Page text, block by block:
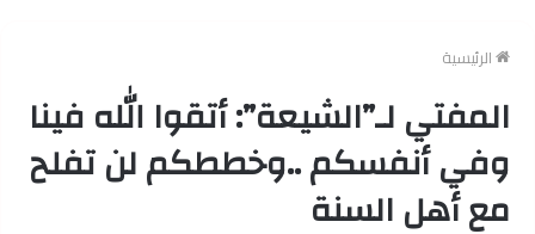
الرئيسية
المفتي لـ”الشيعة”: أتقوا الله فينا
وفي أنفسكم ..وخططكم لن تفلح
مع أهل السنة